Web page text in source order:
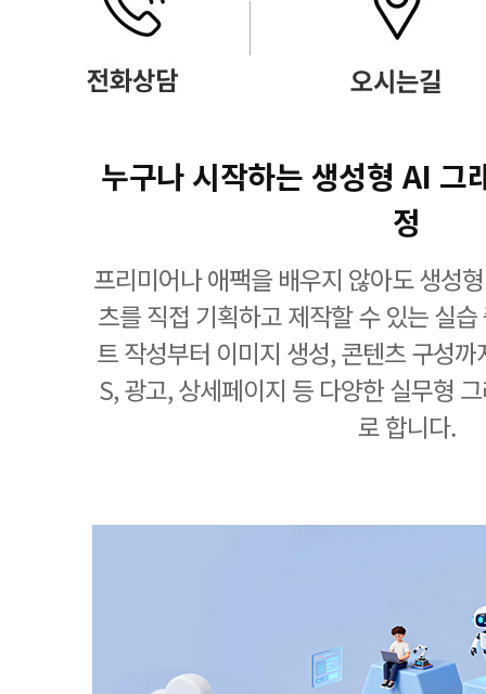
누구나 시작하는 생성형 AI 그
정
프리미어나 애팩을 배우지 않아도 생성
츠를 직접 기획하고 제작할 수 있는 실
트 작성부터 이미지 생성, 콘텐츠 구성
S, 광고, 상세페이지 등 다양한 실무형
로 합니다.